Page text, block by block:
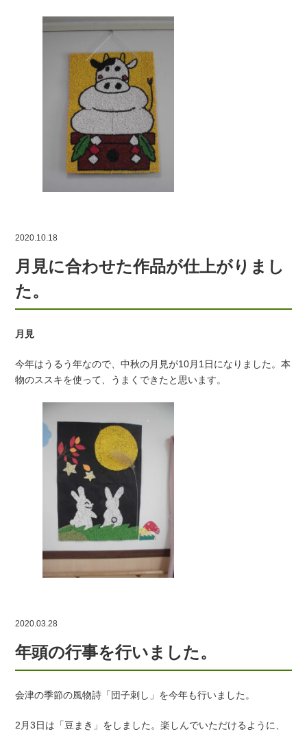
2020.10.18
月見に合わせた作品が仕上がりまし
た。
月見
今年はうるう年なので、中秋の月見が10月1日になりました。本
物のススキを使って、うまくできたと思います。
2020.03.28
年頭の行事を行いました。
会津の季節の風物詩「団子刺し」を今年も行いました。
2月3日は「豆まき」をしました。楽しんでいただけるように、